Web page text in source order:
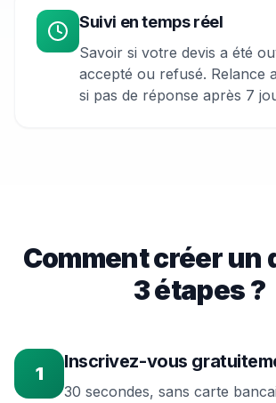
Suivi en temps réel
Savoir si votre devis a été
accepté ou refusé. Relance
si pas de réponse après 7
Comment créer un
3 étapes ?
1
Inscrivez-vous
30 secondes, sans carte